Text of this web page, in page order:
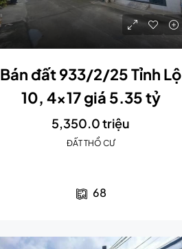
Bán đất 933/2/25 Tỉnh Lộ
10, 4×17 giá 5.35 tỷ
5,350.0 triệu
ĐẤT THỔ CƯ
68